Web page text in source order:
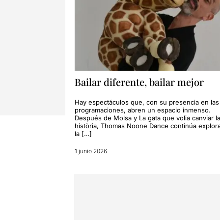
Bailar diferente, bailar mejor
Hay espectáculos que, con su presencia en las
programaciones, abren un espacio inmenso.
Después de Molsa y La gata que volia canviar la
història, Thomas Noone Dance continúa
la […]
1 junio 2026